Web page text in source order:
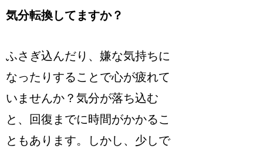
気分転換してますか？
ふさぎ込んだり、嫌な気持ちに
なったりすることで心が疲れて
いませんか？気分が落ち込む
と、回復までに時間がかかるこ
ともあります。しかし、少しで